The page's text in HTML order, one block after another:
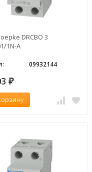
DRCBO 3
1N-A
09932144
₽